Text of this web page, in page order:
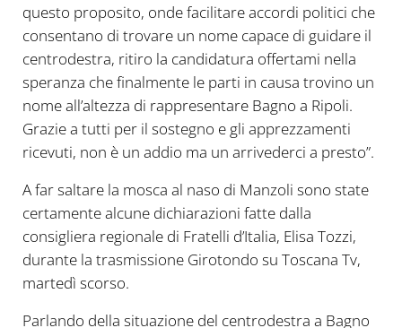
questo proposito, onde facilitare accordi politici che
consentano di trovare un nome capace di guidare il
centrodestra, ritiro la candidatura offertami nella
speranza che finalmente le parti in causa trovino un
nome all’altezza di rappresentare Bagno a Ripoli.
Grazie a tutti per il sostegno e gli apprezzamenti
ricevuti, non è un addio ma un arrivederci a presto”.
A far saltare la mosca al naso di Manzoli sono state
certamente alcune dichiarazioni fatte dalla
consigliera regionale di Fratelli d’Italia, Elisa Tozzi,
durante la trasmissione Girotondo su Toscana Tv,
martedì scorso.
Parlando della situazione del centrodestra a Bagno